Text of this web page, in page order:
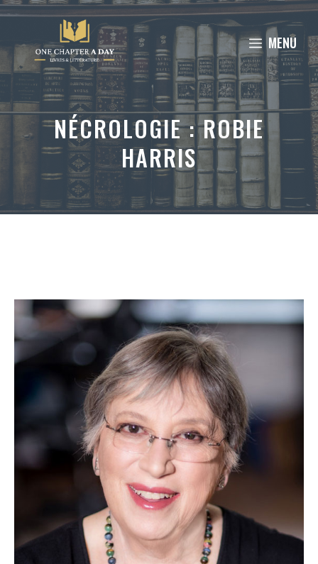
Aller
contenu
MENU
NÉCROLOGIE : ROBIE
HARRIS